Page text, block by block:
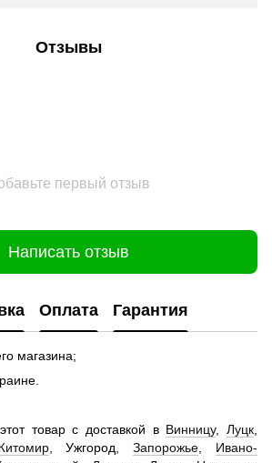
Отзывы
первый отзыв
Написать отзыв
Оплата Гарантия
магазина;
товар с доставкой в Винницу,Луцк,
, Ужгород,Запорожье, Ивано-